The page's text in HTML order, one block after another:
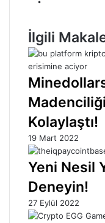
İlgili
Kolaylaştı!
19 Mart 2022
Yeni Nesil
Deneyin!
27 Eylül 2022